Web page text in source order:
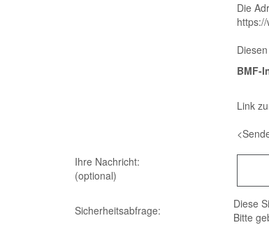
Die
BMF-
Link
Ihre Nachricht:
(optional)
Sicherheitsabfrage:
Diese
Bitte